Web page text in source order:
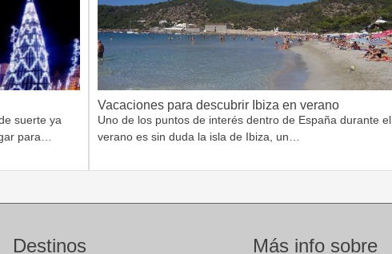
suerte ya
para…
Vacaciones para descubrir Ibiza en verano
Uno de los puntos de interés dentro de España durante el
verano es sin duda la isla de Ibiza, un…
Destinos Más info sobre